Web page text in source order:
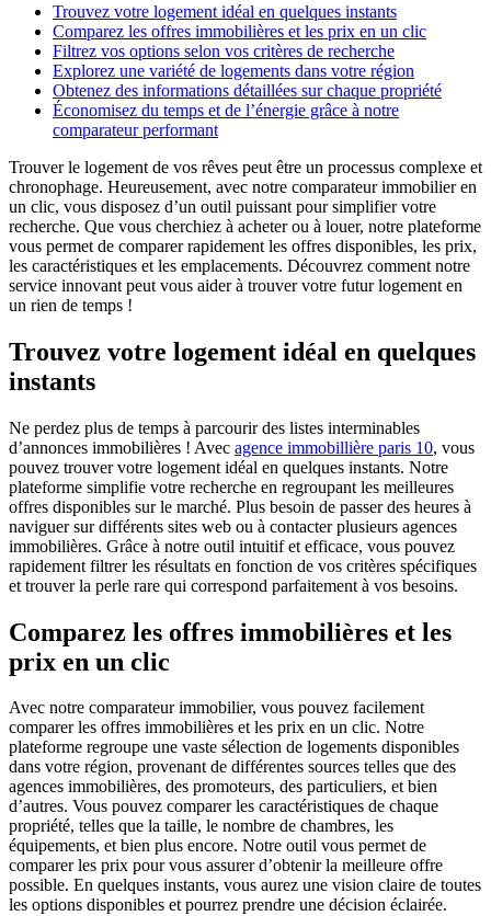
Trouvez votre logement idéal en quelques instants
Comparez les offres immobilières et les prix en un clic
Filtrez vos options selon vos critères de recherche
Explorez une variété de logements dans votre région
Obtenez des informations détaillées sur chaque propriété
Économisez du temps et de l’énergie grâce à notre
comparateur performant
Trouver le logement de vos rêves peut être un processus complexe et
chronophage. Heureusement, avec notre comparateur immobilier en
un clic, vous disposez d’un outil puissant pour simplifier votre
recherche. Que vous cherchiez à acheter ou à louer, notre plateforme
vous permet de comparer rapidement les offres disponibles, les prix,
les caractéristiques et les emplacements. Découvrez comment notre
service innovant peut vous aider à trouver votre futur logement en
un rien de temps !
Trouvez votre logement idéal en quelques
instants
Ne perdez plus de temps à parcourir des listes interminables
d’annonces immobilières ! Avec agence immobillière paris 10, vous
pouvez trouver votre logement idéal en quelques instants. Notre
plateforme simplifie votre recherche en regroupant les meilleures
offres disponibles sur le marché. Plus besoin de passer des heures à
naviguer sur différents sites web ou à contacter plusieurs agences
immobilières. Grâce à notre outil intuitif et efficace, vous pouvez
rapidement filtrer les résultats en fonction de vos critères spécifiques
et trouver la perle rare qui correspond parfaitement à vos besoins.
Comparez les offres immobilières et les
prix en un clic
Avec notre comparateur immobilier, vous pouvez facilement
comparer les offres immobilières et les prix en un clic. Notre
plateforme regroupe une vaste sélection de logements disponibles
dans votre région, provenant de différentes sources telles que des
agences immobilières, des promoteurs, des particuliers, et bien
d’autres. Vous pouvez comparer les caractéristiques de chaque
propriété, telles que la taille, le nombre de chambres, les
équipements, et bien plus encore. Notre outil vous permet de
comparer les prix pour vous assurer d’obtenir la meilleure offre
possible. En quelques instants, vous aurez une vision claire de toutes
les options disponibles et pourrez prendre une décision éclairée.